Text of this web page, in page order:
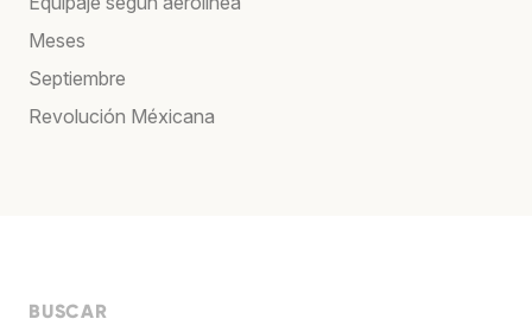
Meses
Septiembre
Revolución Méxicana
BUSCAR